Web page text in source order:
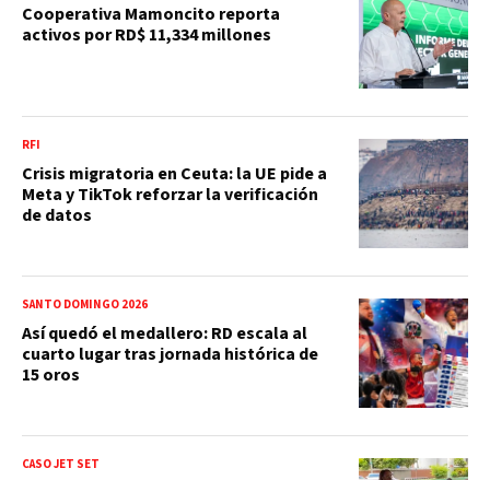
Cooperativa Mamoncito reporta
activos por RD$ 11,334 millones
RFI
Crisis migratoria en Ceuta: la UE pide a
Meta y TikTok reforzar la verificación
de datos
SANTO DOMINGO 2026
Así quedó el medallero: RD escala al
cuarto lugar tras jornada histórica de
15 oros
CASO JET SET